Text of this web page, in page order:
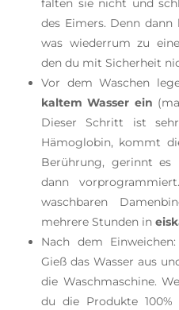
falten sie nicht und
des Eimers. Denn
was wiederrum zu
den du mit Sicherheit
Vor dem Waschen
kaltem Wasser ein
Dieser Schritt ist
Hämoglobin, kommt
Berührung, gerinnt es
dann
waschbaren
mehrere Stunden in
Nach dem Einweichen:
Gieß das Wasser aus
die Waschmaschine.
du die Produkte 100%